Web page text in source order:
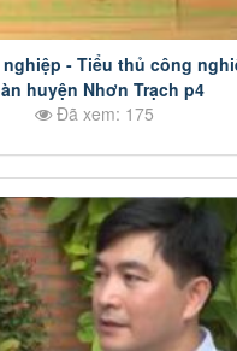
- Tiểu thủ công
huyện Nhơn Trạch p4
Đã xem: 175